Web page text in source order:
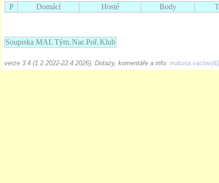
P
Domácí Hosté Body
Soupiska MALTým.Nar.Poř.Klub
verze 3.4 (1.2.2022-22.4.2026), Dotazy, komentáře a info: